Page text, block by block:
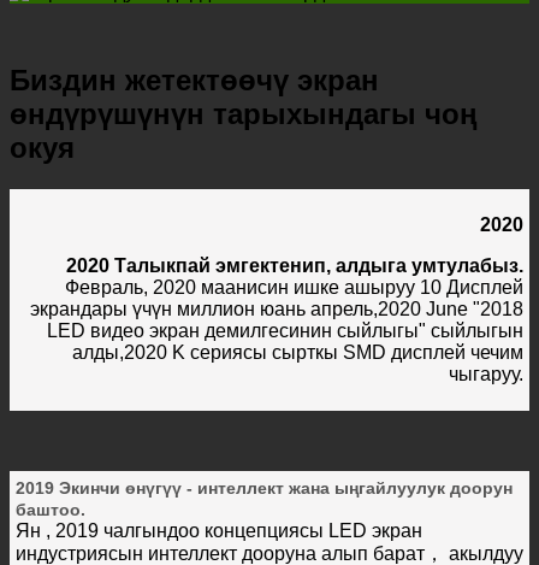
Биздин жетектөөчү экран
өндүрүшүнүн тарыхындагы чоң
окуя
2020
2020 Талыкпай эмгектенип, алдыга умтулабыз.
Февраль, 2020 маанисин ишке ашыруу 10 Дисплей
экрандары үчүн миллион юань апрель,2020 June "2018
LED видео экран демилгесинин сыйлыгы" сыйлыгын
алды,2020 K сериясы сырткы SMD дисплей чечим
чыгаруу.
2019 Экинчи өнүгүү - интеллект жана ыңгайлуулук доорун
баштоо.
Ян , 2019 чалгындоо концепциясы LED экран
индустриясын интеллект дооруна алып барат， акылдуу